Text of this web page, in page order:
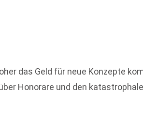
das Geld für neue Konzepte
Honorare und den